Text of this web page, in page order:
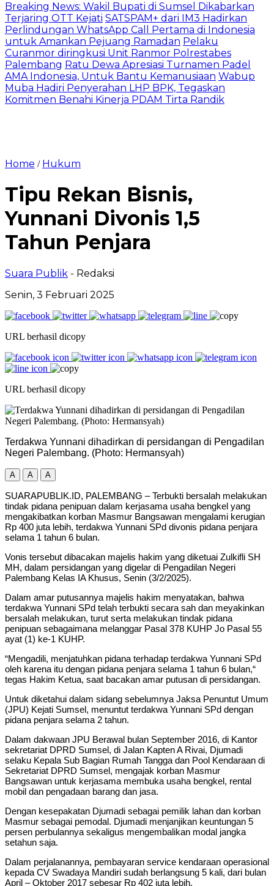
Breaking News: Wakil Bupati di Sumsel Dikabarkan
Terjaring OTT Kejati SATSPAM+ dari IM3 Hadirkan
Perlindungan WhatsApp Call Pertama di Indonesia
untuk Amankan Pejuang Ramadan Pelaku
Curanmor diringkusi Unit Ranmor Polrestabes
Palembang Ratu Dewa Apresiasi Turnamen Padel
AMA Indonesia, Untuk Bantu Kemanusiaan Wabup
Muba Hadiri Penyerahan LHP BPK, Tegaskan
Komitmen Benahi Kinerja PDAM Tirta Randik
Home / Hukum
Tipu Rekan Bisnis,
Yunnani Divonis 1,5
Tahun Penjara
Suara Publik - Redaksi
Senin, 3 Februari 2025
URL berhasil dicopy
URL berhasil dicopy
Terdakwa Yunnani dihadirkan di persidangan di Pengadilan
Negeri Palembang. (Photo: Hermansyah)
A A A
SUARAPUBLIK.ID, PALEMBANG – Terbukti bersalah melakukan
tindak pidana penipuan dalam kerjasama usaha bengkel yang
mengakibatkan korban Masmur Bangsawan mengalami kerugian
Rp 400 juta lebih, terdakwa Yunnani SPd divonis pidana penjara
selama 1 tahun 6 bulan.
Vonis tersebut dibacakan majelis hakim yang diketuai Zulkifli SH
MH, dalam persidangan yang digelar di Pengadilan Negeri
Palembang Kelas IA Khusus, Senin (3/2/2025).
Dalam amar putusannya majelis hakim menyatakan, bahwa
terdakwa Yunnani SPd telah terbukti secara sah dan meyakinkan
bersalah melakukan, turut serta melakukan tindak pidana
penipuan sebagaimana melanggar Pasal 378 KUHP Jo Pasal 55
ayat (1) ke-1 KUHP.
“Mengadili, menjatuhkan pidana terhadap terdakwa Yunnani SPd
oleh karena itu dengan pidana penjara selama 1 tahun 6 bulan,“
tegas Hakim Ketua, saat bacakan amar putusan di persidangan.
Untuk diketahui dalam sidang sebelumnya Jaksa Penuntut Umum
(JPU) Kejati Sumsel, menuntut terdakwa Yunnani SPd dengan
pidana penjara selama 2 tahun.
Dalam dakwaan JPU Berawal bulan September 2016, di Kantor
sekretariat DPRD Sumsel, di Jalan Kapten A Rivai, Djumadi
selaku Kepala Sub Bagian Rumah Tangga dan Pool Kendaraan di
Sekretariat DPRD Sumsel, mengajak korban Masmur
Bangsawan untuk kerjasama membuka usaha bengkel, rental
mobil dan pengadaan barang dan jasa.
Dengan kesepakatan Djumadi sebagai pemilik lahan dan korban
Masmur sebagai pemodal. Djumadi menjanjikan keuntungan 5
persen perbulannya sekaligus mengembalikan modal jangka
setahun saja.
Dalam perjalanannya, pembayaran service kendaraan operasional
kepada CV Swadaya Mandiri sudah berlangsung 5 kali, dari bulan
April – Oktober 2017 sebesar Rp 402 juta lebih.